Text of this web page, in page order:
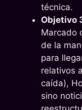
técnica.
Objetivo
Marcado
de la
para
relativos
caída),
sino